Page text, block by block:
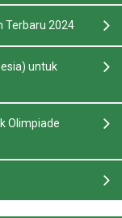
Terbaru 2024
untuk
Olimpiade